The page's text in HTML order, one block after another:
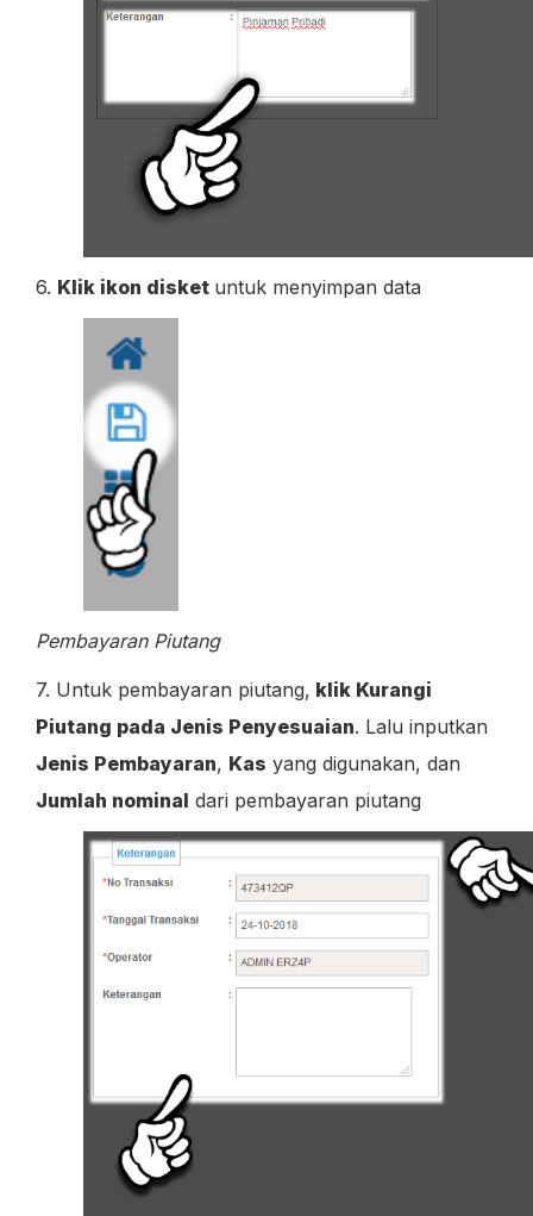
6. Klik ikon disket untuk menyimpan data
Pembayaran Piutang
7. Untuk pembayaran piutang, klik Kurangi
Piutang pada Jenis Penyesuaian. Lalu inputkan
Jenis Pembayaran, Kas yang digunakan, dan
Jumlah nominal dari pembayaran piutang